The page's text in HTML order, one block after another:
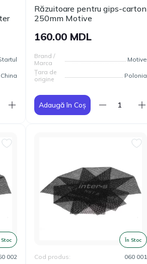
China
Răzuitoare pentru gips-carton
250mm Motive
160.00 MDL
Brand /
Marca
Motive
Țara de
origine
Polonia
Adaugă în Coș
Stoc
002
În Stoc
Cod produs: 060 001